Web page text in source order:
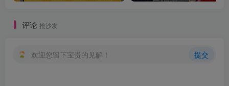
评论 抢沙发
欢迎您留下宝贵的见解！ 提交